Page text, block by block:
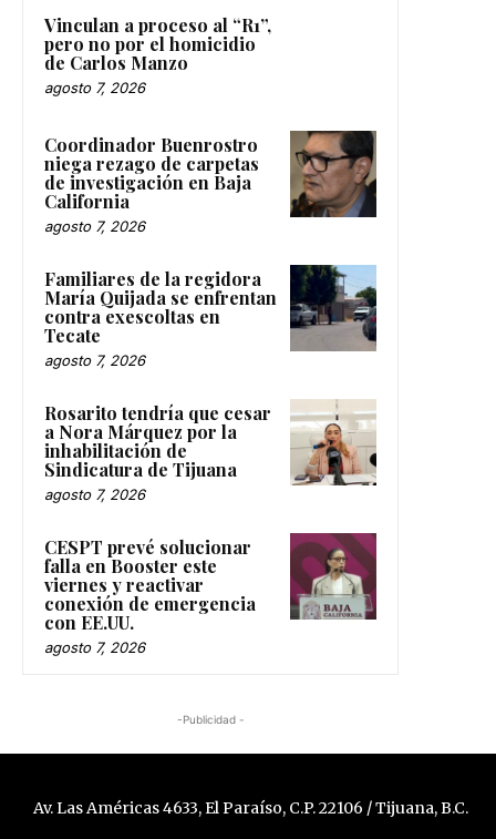
Vinculan a proceso al “R1”,
pero no por el homicidio
de Carlos Manzo
agosto 7, 2026
Coordinador Buenrostro
niega rezago de carpetas
de investigación en Baja
California
agosto 7, 2026
Familiares de la regidora
María Quijada se enfrentan
contra exescoltas en
Tecate
agosto 7, 2026
Rosarito tendría que cesar
a Nora Márquez por la
inhabilitación de
Sindicatura de Tijuana
agosto 7, 2026
CESPT prevé solucionar
falla en Booster este
viernes y reactivar
conexión de emergencia
con EE.UU.
agosto 7, 2026
-Publicidad -
Av. Las Américas 4633, El Paraíso, C.P. 22106 / Tijuana, B.C.